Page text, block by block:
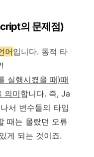
의 문제점)
어입니다. 동적 타
실행시켰을 때)때
의미합니다. 즉, Ja
서 변수들의 타입
때는 몰랐던 오류
게 되는 것이죠.